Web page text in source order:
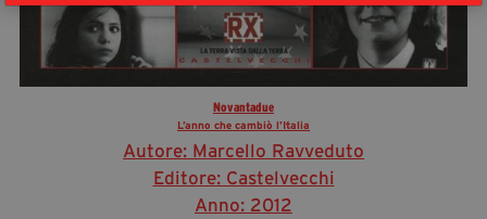
Novantadue
L’anno che cambiò l’Italia
Autore: Marcello Ravveduto
Editore: Castelvecchi
Anno: 2012